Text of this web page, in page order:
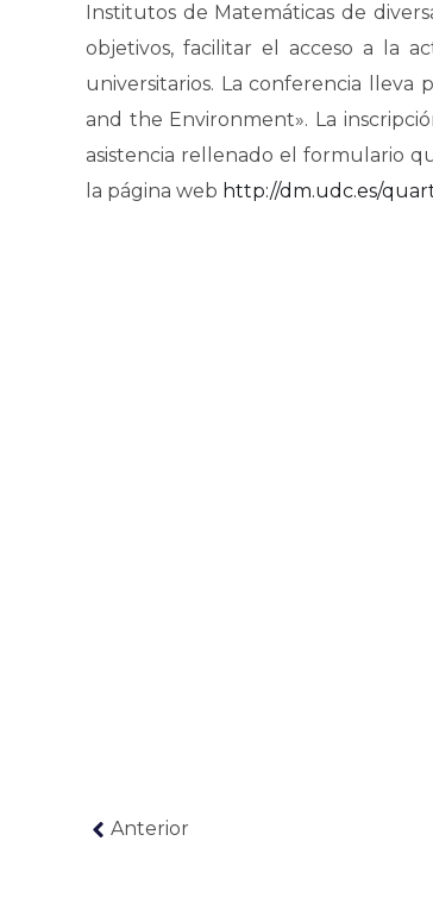
Institutos de Matemáticas de
objetivos, facilitar el acceso a la
universitarios. La conferencia
and the Environment». La
asistencia rellenado el formulario
la página web http://dm.udc.es/
Anterior